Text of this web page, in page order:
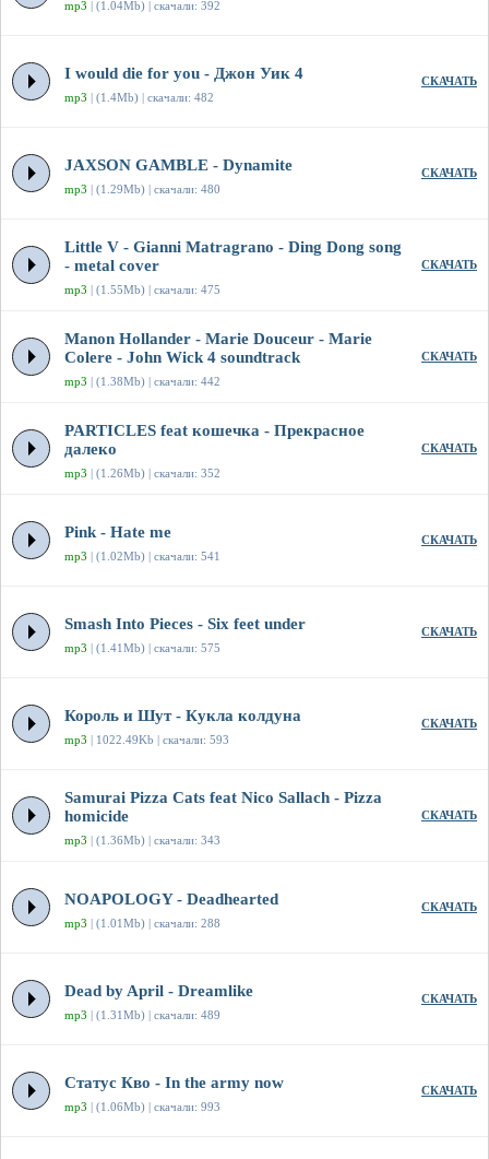
mp3 | (1.04Mb) | скачали: 392
I would die for you - Джон Уик 4
mp3 | (1.4Mb) | скачали: 482
СКАЧАТЬ
JAXSON GAMBLE - Dynamite
mp3 | (1.29Mb) | скачали: 480
СКАЧАТЬ
Little V - Gianni Matragrano - Ding Dong song
- metal cover
mp3 | (1.55Mb) | скачали: 475
СКАЧАТЬ
Manon Hollander - Marie Douceur - Marie
Colere - John Wick 4 soundtrack
mp3 | (1.38Mb) | скачали: 442
СКАЧАТЬ
PARTICLES feat кошечка - Прекрасное
далеко
mp3 | (1.26Mb) | скачали: 352
СКАЧАТЬ
Pink - Hate me
mp3 | (1.02Mb) | скачали: 541
СКАЧАТЬ
Smash Into Pieces - Six feet under
mp3 | (1.41Mb) | скачали: 575
СКАЧАТЬ
Король и Шут - Кукла колдуна
mp3 | 1022.49Kb | скачали: 593
СКАЧАТЬ
Samurai Pizza Cats feat Nico Sallach - Pizza
homicide
mp3 | (1.36Mb) | скачали: 343
СКАЧАТЬ
NOAPOLOGY - Deadhearted
mp3 | (1.01Mb) | скачали: 288
СКАЧАТЬ
Dead by April - Dreamlike
mp3 | (1.31Mb) | скачали: 489
СКАЧАТЬ
Статус Кво - In the army now
mp3 | (1.06Mb) | скачали: 993
СКАЧАТЬ